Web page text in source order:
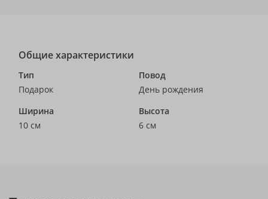
Общие характеристики
Тип
Подарок
Повод
День рождения
Ширина
10 см
Высота
6 см